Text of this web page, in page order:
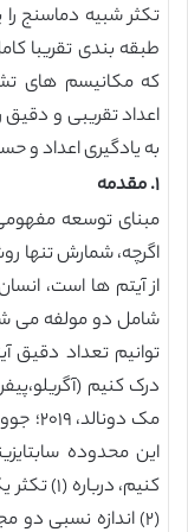
تکثر شبیه دماسنج
طبقه بندی تقریبا
که مکانیسم های
اعداد تقریبی و دقیق
به یادگیری اعداد و
۱. مقدمه
مبنای توسعه
اگرچه، شمارش تنها
از آیتم ها است،
شامل دو مولفه می
توانیم تعداد دقیق
این محدوده
کنیم،
(۲) اندازه نسبی دو